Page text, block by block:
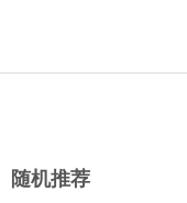
随机推荐